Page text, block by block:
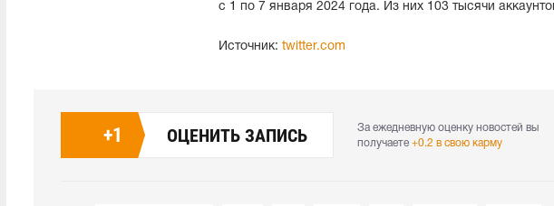
с 1 по 7 января 2024 года. Из них 103 тысячи
Источник: twitter.com
+1 ОЦЕНИТЬ ЗАПИСЬ
За ежедневную оценку новостей вы
получаете +0.2 в свою карму